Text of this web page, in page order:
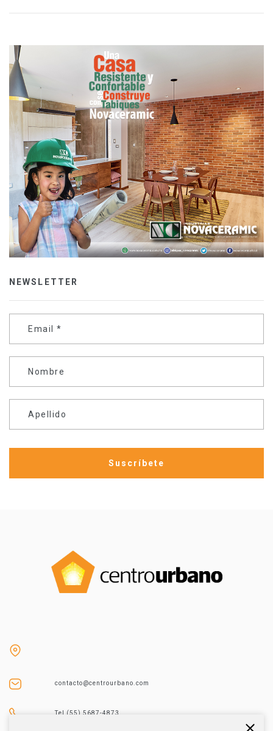
NEWSLETTER
Email *
Nombre
Apellido
contacto@centrourbano.com
Tel (55) 5687-4873